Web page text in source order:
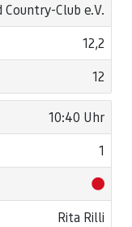
Club e.V.
12,2
12
10:40 Uhr
1
Rita Rilli